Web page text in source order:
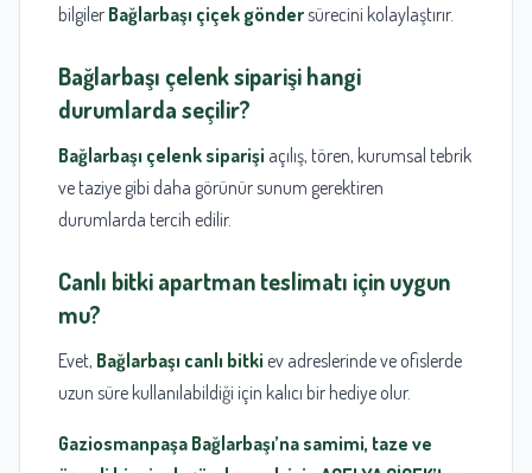
bilgiler Bağlarbaşı çiçek göndersürecini kolaylaştırır.
Bağlarbaşı çelenk siparişi hangi
durumlarda seçilir?
Bağlarbaşı çelenk siparişi açılış, tören, kurumsal tebrik
ve taziye gibi daha görünür sunum gerektiren
durumlarda tercih edilir.
Canlı bitki apartman teslimatı için uygun
mu?
Evet, Bağlarbaşı canlı bitki ev adreslerinde ve ofislerde
uzun süre kullanılabildiği için kalıcı bir hediye olur.
Gaziosmanpaşa Bağlarbaşı’na samimi, taze ve